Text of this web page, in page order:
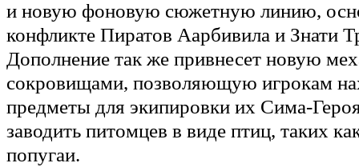
и новую фоновую сюжетную линию,
конфликте Пиратов Аарбивила и Знати
Дополнение так же привнесет новую
сокровищами, позволяющую игрокам
предметы для экипировки их Сима-
заводить питомцев в виде птиц, таких
попугаи.